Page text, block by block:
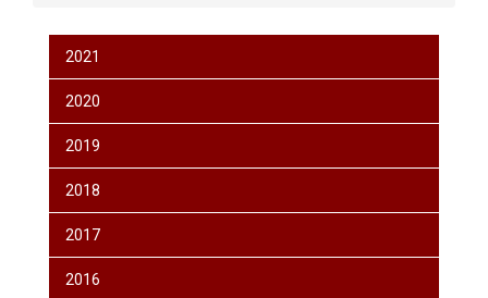
2021
2020
2019
2018
2017
2016